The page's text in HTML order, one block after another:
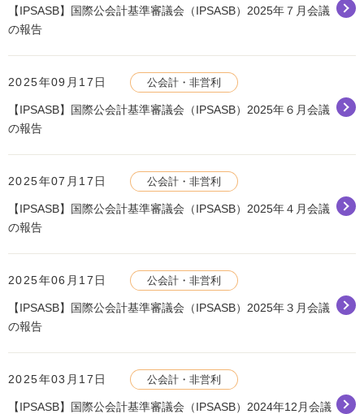
【IPSASB】国際公会計基準審議会（IPSASB）2025年７月会議
の報告
2025年09月17日 公会計・非営利
【IPSASB】国際公会計基準審議会（IPSASB）2025年６月会議
の報告
2025年07月17日 公会計・非営利
【IPSASB】国際公会計基準審議会（IPSASB）2025年４月会議
の報告
2025年06月17日 公会計・非営利
【IPSASB】国際公会計基準審議会（IPSASB）2025年３月会議
の報告
2025年03月17日 公会計・非営利
【IPSASB】国際公会計基準審議会（IPSASB）2024年12月会議